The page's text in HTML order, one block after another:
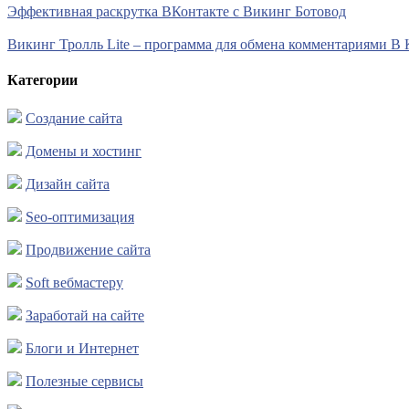
Эффективная раскрутка ВКонтакте с Викинг Ботовод
Викинг Тролль Lite – программа для обмена комментариями В
Категории
Создание сайта
Домены и хостинг
Дизайн сайта
Seo-оптимизация
Продвижение сайта
Soft вебмастеру
Заработай на сайте
Блоги и Интернет
Полезные сервисы